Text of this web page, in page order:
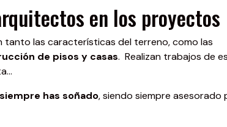
en los proyectos
tanto las características del terreno, como las
de pisos y casas. Realizan trabajos de
has soñado, siendo siempre asesorado